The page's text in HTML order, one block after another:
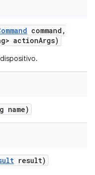
command ,
actionArgs)
name)
result)